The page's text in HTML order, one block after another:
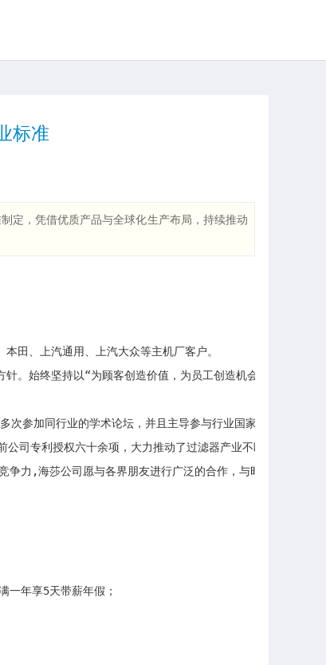
标准
定，凭借优质产品与全球化生产布局，持续推动
田、上汽通用、上汽大众等主机厂客户。
始终坚持以“为顾客创造价值，为员工创造机会，为社会创
参加同行业的学术论坛，并且主导参与行业国家标准及行业
司专利授权六十余项，大力推动了过滤器产业不断加快发展。
力,海莎公司愿与各界朋友进行广泛的合作，与时俱进，共同
一年享5天带薪年假；